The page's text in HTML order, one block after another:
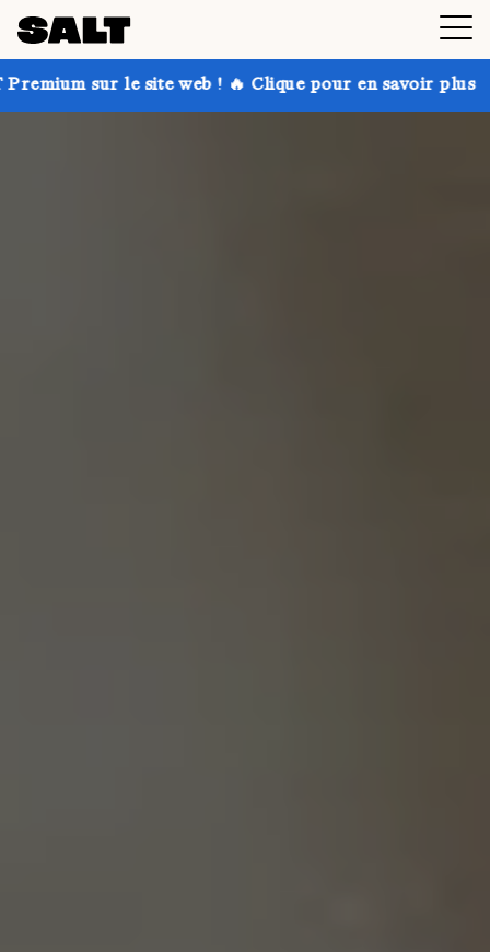
web ! 🔥 Clique pour en savoir plus Profite de